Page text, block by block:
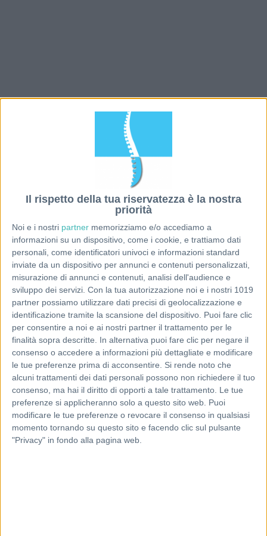
Il rispetto della tua riservatezza è la nostra
priorità
Noi e i nostri partner memorizziamo e/o accediamo a
informazioni su un dispositivo, come i cookie, e trattiamo dati
personali, come identificatori univoci e informazioni standard
inviate da un dispositivo per annunci e contenuti personalizzati,
misurazione di annunci e contenuti, analisi dell'audience e
sviluppo dei servizi. Con la tua autorizzazione noi e i nostri 1019
partner possiamo utilizzare dati precisi di geolocalizzazione e
identificazione tramite la scansione del dispositivo. Puoi fare clic
per consentire a noi e ai nostri partner il trattamento per le
finalità sopra descritte. In alternativa puoi fare clic per negare il
consenso o accedere a informazioni più dettagliate e modificare
le tue preferenze prima di acconsentire. Si rende noto che
alcuni trattamenti dei dati personali possono non richiedere il tuo
consenso, ma hai il diritto di opporti a tale trattamento. Le tue
preferenze si applicheranno solo a questo sito web. Puoi
modificare le tue preferenze o revocare il consenso in qualsiasi
momento tornando su questo sito e facendo clic sul pulsante
"Privacy" in fondo alla pagina web.